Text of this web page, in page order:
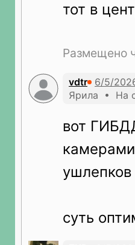
тот в
Размещено
vdtr
Ярила • На
вот
суть